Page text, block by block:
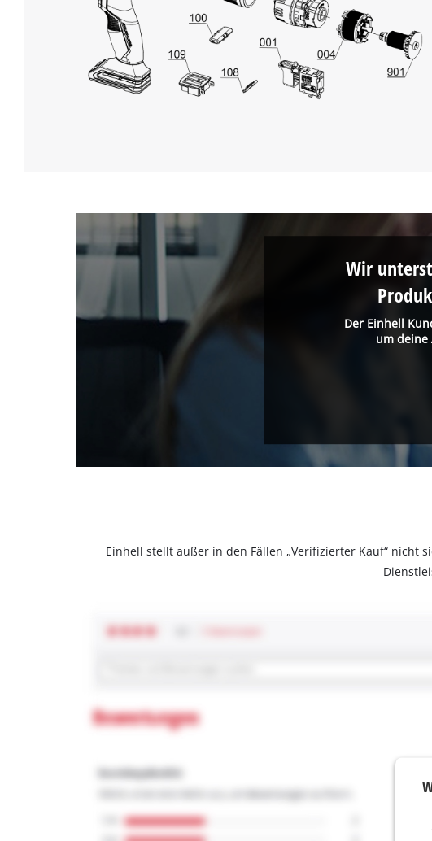
Der Einhell
um deine
Wir
Einhell stellt außer in den Fällen „Verifizierter Kauf“ nicht